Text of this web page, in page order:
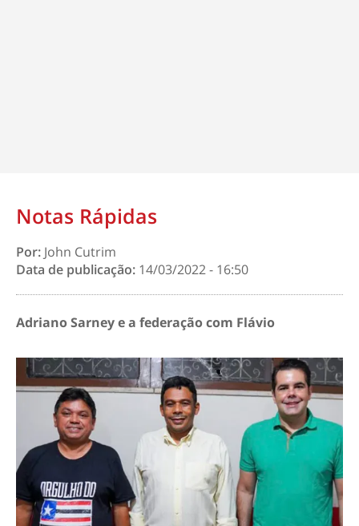
Notas Rápidas
Por: John Cutrim
Data de publicação: 14/03/2022 - 16:50
Adriano Sarney e a federação com Flávio